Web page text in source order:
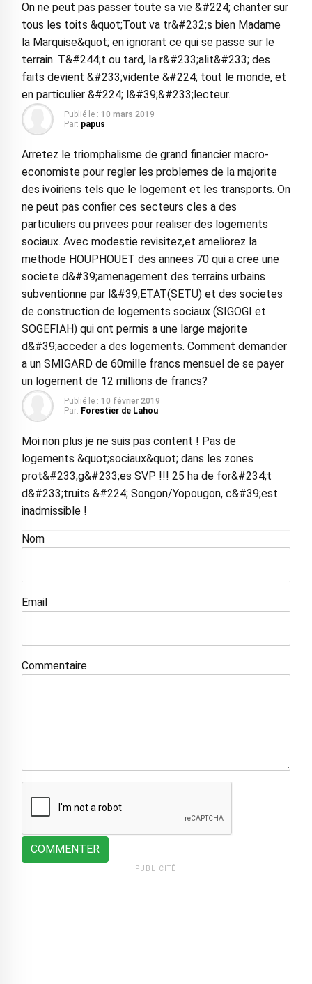
On ne peut pas passer toute sa vie &#224; chanter sur
tous les toits &quot;Tout va tr&#232;s bien Madame
la Marquise&quot; en ignorant ce qui se passe sur le
terrain. T&#244;t ou tard, la r&#233;alit&#233; des
faits devient &#233;vidente &#224; tout le monde, et
en particulier &#224; l&#39;&#233;lecteur.
Publié le : 10 mars 2019
Par: papus
Arretez le triomphalisme de grand financier macro-
economiste pour regler les problemes de la majorite
des ivoiriens tels que le logement et les transports. On
ne peut pas confier ces secteurs cles a des
particuliers ou privees pour realiser des logements
sociaux. Avec modestie revisitez,et ameliorez la
methode HOUPHOUET des annees 70 qui a cree une
societe d&#39;amenagement des terrains urbains
subventionne par l&#39;ETAT(SETU) et des societes
de construction de logements sociaux (SIGOGI et
SOGEFIAH) qui ont permis a une large majorite
d&#39;acceder a des logements. Comment demander
a un SMIGARD de 60mille francs mensuel de se payer
un logement de 12 millions de francs?
Publié le : 10 février 2019
Par: Forestier de Lahou
Moi non plus je ne suis pas content ! Pas de
logements &quot;sociaux&quot; dans les zones
prot&#233;g&#233;es SVP !!! 25 ha de for&#234;t
d&#233;truits &#224; Songon/Yopougon, c&#39;est
inadmissible !
Nom
Email
Commentaire
COMMENTER
PUBLICITÉ